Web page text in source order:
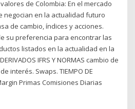
de Colombia: En el mercado
negocian en la actualidad futuro
de cambio, índices y acciones.
su preferencia para encontrar las
listados en la actualidad en la
IFRS Y NORMAS cambio de
interés. Swaps. TIEMPO DE
Primas Comisiones Diarias